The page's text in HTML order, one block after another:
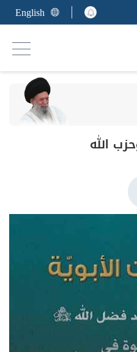
English
الله